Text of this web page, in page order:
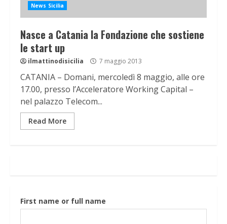
News Sicilia
Nasce a Catania la Fondazione che sostiene
le start up
ilmattinodisicilia 7 maggio 2013
CATANIA – Domani, mercoledì 8 maggio, alle ore
17.00, presso l’Acceleratore Working Capital –
nel palazzo Telecom...
Read More
First name or full name